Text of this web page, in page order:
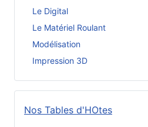
Le Digital
Le Matériel Roulant
Modélisation
Impression 3D
Nos Tables d'HOtes